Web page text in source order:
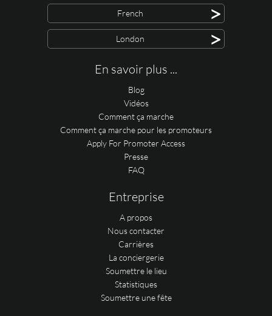
French >
London >
En savoir plus ...
Blog
Vidéos
Comment ça marche
Comment ça marche pour les promoteurs
Apply For Promoter Access
Presse
FAQ
Entreprise
A propos
Nous contacter
Carrières
La conciergerie
Soumettre le lieu
Statistiques
Soumettre une fête